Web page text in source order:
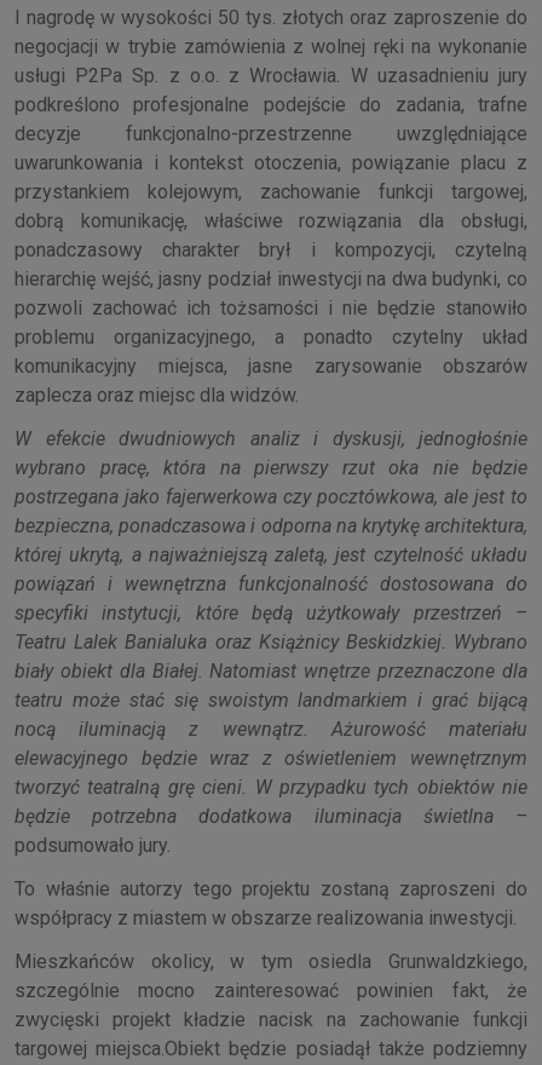
I nagrodę w wysokości 50 tys. złotych oraz zaproszenie do
negocjacji w trybie zamówienia z wolnej ręki na wykonanie
usługi P2Pa Sp. z o.o. z Wrocławia. W uzasadnieniu jury
podkreślono profesjonalne podejście do zadania, trafne
decyzje funkcjonalno-przestrzenne uwzględniające
uwarunkowania i kontekst otoczenia, powiązanie placu z
przystankiem kolejowym, zachowanie funkcji targowej,
dobrą komunikację, właściwe rozwiązania dla obsługi,
ponadczasowy charakter brył i kompozycji, czytelną
hierarchię wejść, jasny podział inwestycji na dwa budynki, co
pozwoli zachować ich tożsamości i nie będzie stanowiło
problemu organizacyjnego, a ponadto czytelny układ
komunikacyjny miejsca, jasne zarysowanie obszarów
zaplecza oraz miejsc dla widzów.
W efekcie dwudniowych analiz i dyskusji, jednogłośnie
wybrano pracę, która na pierwszy rzut oka nie będzie
postrzegana jako fajerwerkowa czy pocztówkowa, ale jest to
bezpieczna, ponadczasowa i odporna na krytykę architektura,
której ukrytą, a najważniejszą zaletą, jest czytelność układu
powiązań i wewnętrzna funkcjonalność dostosowana do
specyfiki instytucji, które będą użytkowały przestrzeń –
Teatru Lalek Banialuka oraz Książnicy Beskidzkiej. Wybrano
biały obiekt dla Białej. Natomiast wnętrze przeznaczone dla
teatru może stać się swoistym landmarkiem i grać bijącą
nocą iluminacją z wewnątrz. Ażurowość materiału
elewacyjnego będzie wraz z oświetleniem wewnętrznym
tworzyć teatralną grę cieni. W przypadku tych obiektów nie
będzie potrzebna dodatkowa iluminacja świetlna –
podsumowało jury.
To właśnie autorzy tego projektu zostaną zaproszeni do
współpracy z miastem w obszarze realizowania inwestycji.
Mieszkańców okolicy, w tym osiedla Grunwaldzkiego,
szczególnie mocno zainteresować powinien fakt, że
zwycięski projekt kładzie nacisk na zachowanie funkcji
targowej miejsca.Obiekt będzie posiadął także podziemny